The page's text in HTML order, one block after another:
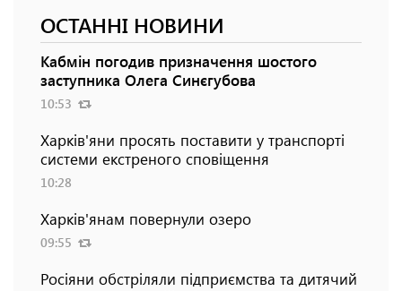
ОСТАННІ НОВИНИ
Кабмін погодив призначення шостого
заступника Олега Синєгубова
10:53
Харків'яни просять поставити у транспорті
системи екстреного сповіщення
10:28
Харків'янам повернули озеро
09:55
Росіяни обстріляли підприємства та дитячий